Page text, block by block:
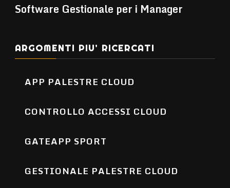
Software Gestionale per i Manager
ARGOMENTI PIU’ RICERCATI
APP PALESTRE CLOUD
CONTROLLO ACCESSI CLOUD
GATEAPP SPORT
GESTIONALE PALESTRE CLOUD